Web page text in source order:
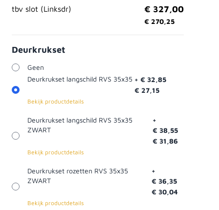
tbv slot (Linksdr)
€ 327,00
€ 270,25
Deurkrukset
Geen
Deurkrukset langschild RVS 35x35 + € 32,85
€ 27,15
Bekijk productdetails
Deurkrukset langschild RVS 35x35
ZWART
+
€ 38,55
€ 31,86
Bekijk productdetails
Deurkrukset rozetten RVS 35x35
ZWART
+
€ 36,35
€ 30,04
Bekijk productdetails